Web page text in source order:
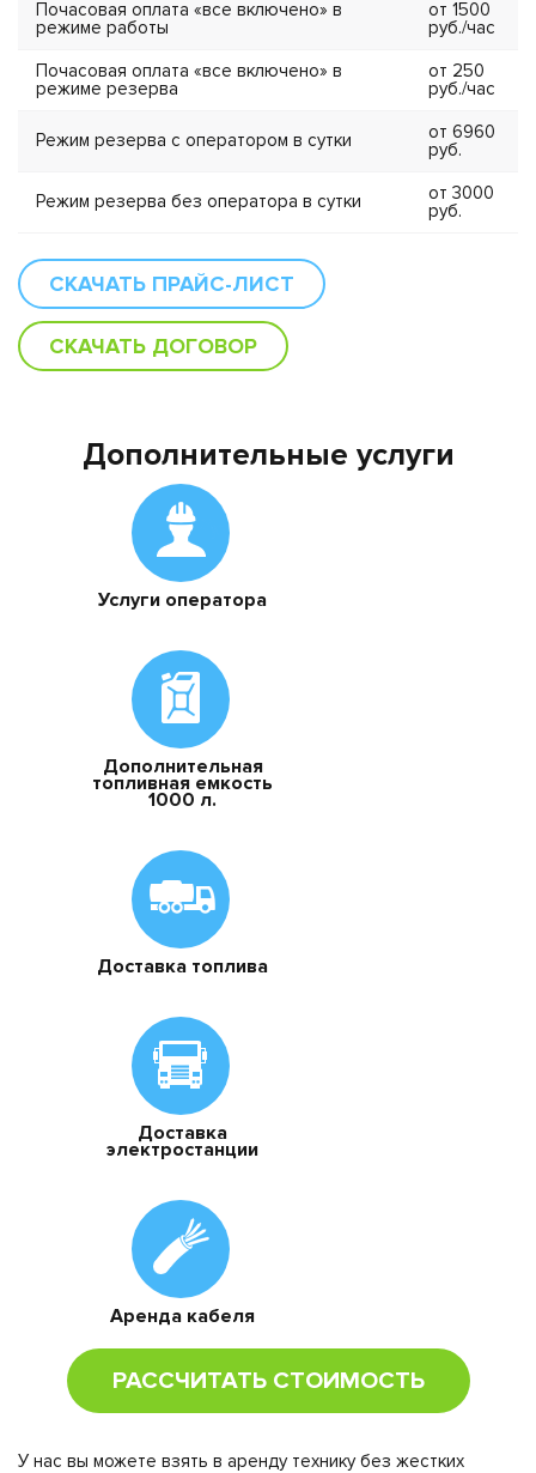
Почасовая оплата «все включено» в
режиме работы
от 1500
руб./час
Почасовая оплата «все включено» в
режиме резерва
от 250
руб./час
Режим резерва с оператором в сутки
от 6960
руб.
Режим резерва без оператора в сутки
от 3000
руб.
СКАЧАТЬ ПРАЙС-ЛИСТ
СКАЧАТЬ ДОГОВОР
Дополнительные услуги
Услуги оператора
Дополнительная
топливная емкость
1000 л.
Доставка топлива
Доставка
электростанции
Аренда кабеля
РАССЧИТАТЬ СТОИМОСТЬ
У нас вы можете взять в аренду технику без жестких